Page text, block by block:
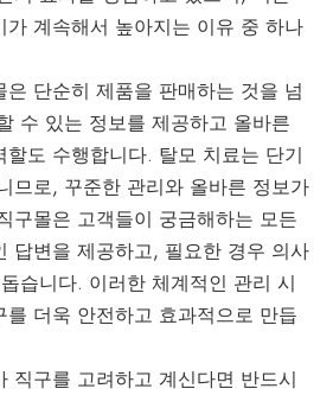
가 계속해서 높아지는 이유 중 하나
단순히 제품을 판매하는 것을 넘
수 있는 정보를 제공하고 올바른
도 수행합니다. 탈모 치료는 단기
므로, 꾸준한 관리와 올바른 정보가
구몰은 고객들이 궁금해하는 모든
답변을 제공하고, 필요한 경우 의사
습니다. 이러한 체계적인 관리 시
더욱 안전하고 효과적으로 만듭
직구를 고려하고 계신다면 반드시